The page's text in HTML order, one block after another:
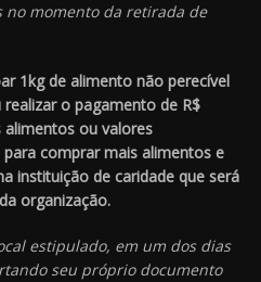
no momento da retirada de
1kg de alimento não perecível
o pagamento de R$
alimentos ou valores
comprar mais alimentos e
instituição de caridade que será
organização.
estipulado, em um dos dias
seu próprio documento